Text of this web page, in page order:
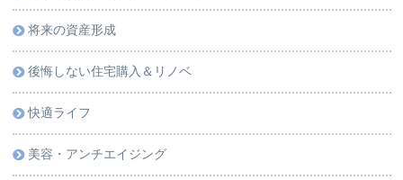
将来の資産形成
後悔しない住宅購入＆リノベ
快適ライフ
美容・アンチエイジング